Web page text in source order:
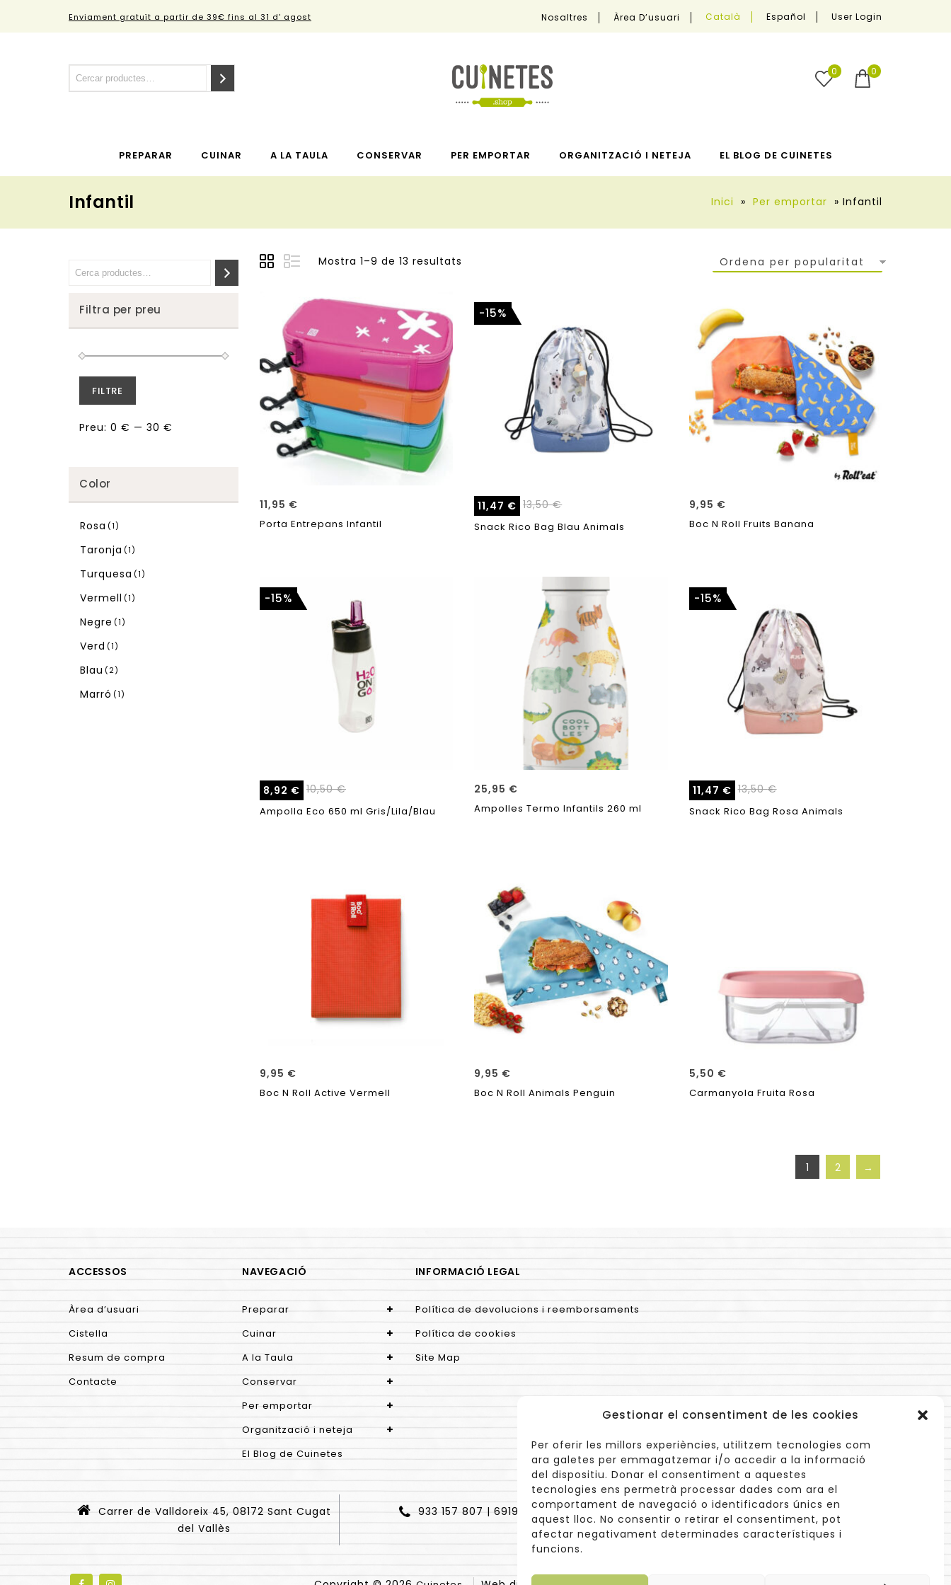
Gestionar el consentiment de les cookies
Per oferir les millors experiències, utilitzem tecnologies com
ara galetes per emmagatzemar i/o accedir a la informació
del dispositiu. Donar el consentiment a aquestes
tecnologies ens permetrà processar dades com ara el
comportament de navegació o identificadors únics en
aquest lloc. No consentir o retirar el consentiment, pot
afectar negativament determinades característiques i
funcions.
Enviament gratuït a partir de 39€ fins al 31 d' agost Nosaltres Àrea D’usuari Català Español User Login
0
0
PREPARAR CUINAR A LA TAULA CONSERVAR PER EMPORTAR ORGANITZACIÓ I NETEJA EL BLOG DE CUINETES
Infantil Inici » Per emportar » Infantil
Mostra 1–9 de 13 resultats Ordena per popularitat
11,95 €
Porta Entrepans Infantil
-15%
13,50€
11,47 €
Snack Rico Bag Blau Animals
9,95 €
Boc N Roll Fruits Banana
-15%
10,50€
8,92 €
Ampolla Eco 650 ml Gris/Lila/Blau
25,95 €
Ampolles Termo Infantils 260 ml
-15%
13,50€
11,47 €
Snack Rico Bag Rosa Animals
9,95 €
Boc N Roll Active Vermell
9,95 €
Boc N Roll Animals Penguin
5,50 €
Carmanyola Fruita Rosa
1 2 →
Filtra per preu
FILTRE
Preu: 0 € — 30 €
Color
Rosa (1)
Taronja (1)
Turquesa (1)
Vermell (1)
Negre (1)
Verd (1)
Blau (2)
Marró (1)
ACCESSOS
Àrea d’usuari
Cistella
Resum de compra
Contacte
NAVEGACIÓ
Preparar
Cuinar
A la Taula
Conservar
Per emportar
Organització i neteja
El Blog de Cuinetes
INFORMACIÓ LEGAL
Política de devolucions i reemborsaments
Política de cookies
Site Map
Carrer de Valldoreix 45, 08172 Sant Cugat
del Vallès
933 157 807 | 691967537 info@cuinetes.shop